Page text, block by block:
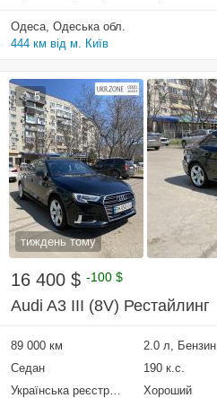
Одеса, Одеська обл.
444 км від м. Київ
5
тиждень тому
16 400 $ -100 $
Audi A3 III (8V) Рестайлинг
89 000 км 2.0 л, Бензин
Седан
190 к.с.
Українська реєстрація
Хороший